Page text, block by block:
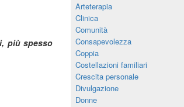
più spesso
Arteterapia
Clinica
Comunità
Consapevolezza
Coppia
Costellazioni familiari
Crescita personale
Divulgazione
Donne